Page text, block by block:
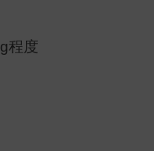
程度